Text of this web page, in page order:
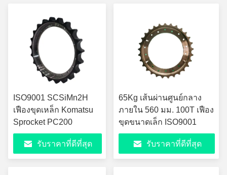
ISO9001 SCSiMn2H
เฟืองขุดเหล็ก Komatsu
Sprocket PC200
รับราคาที่ดีที่สุด
65Kg เส้นผ่านศูนย์กลาง
ภายใน 560 มม. 100T เฟือง
ขุดขนาดเล็ก ISO9001
รับราคาที่ดีที่สุด